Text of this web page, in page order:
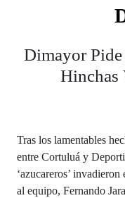
Dimayor
Hinchas
Tras los lamentables
entre Cortuluá y
‘azucareros’
al equipo, Fernando